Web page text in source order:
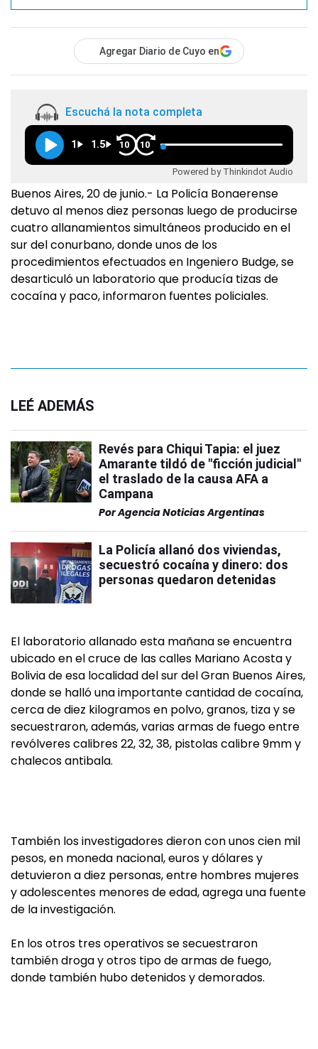
Agregar Diario de Cuyo en
Escuchá la nota completa
1 1.5 10 10
Powered by Thinkindot Audio
Buenos Aires, 20 de junio.- La Policía Bonaerense
detuvo al menos diez personas luego de producirse
cuatro allanamientos simultáneos producido en el
sur del conurbano, donde unos de los
procedimientos efectuados en Ingeniero Budge, se
desarticuló un laboratorio que producía tizas de
cocaína y paco, informaron fuentes policiales.
LEÉ ADEMÁS
Revés para Chiqui Tapia: el juez
Amarante tildó de "ficción judicial"
el traslado de la causa AFA a
Campana
PorAgencia Noticias Argentinas
La Policía allanó dos viviendas,
secuestró cocaína y dinero: dos
personas quedaron detenidas
El laboratorio allanado esta mañana se encuentra
ubicado en el cruce de las calles Mariano Acosta y
Bolivia de esa localidad del sur del Gran Buenos Aires,
donde se halló una importante cantidad de cocaína,
cerca de diez kilogramos en polvo, granos, tiza y se
secuestraron, además, varias armas de fuego entre
revólveres calibres 22, 32, 38, pistolas calibre 9mm y
chalecos antibala.
También los investigadores dieron con unos cien mil
pesos, en moneda nacional, euros y dólares y
detuvieron a diez personas, entre hombres mujeres
y adolescentes menores de edad, agrega una fuente
de la investigación.
En los otros tres operativos se secuestraron
también droga y otros tipo de armas de fuego,
donde también hubo detenidos y demorados.